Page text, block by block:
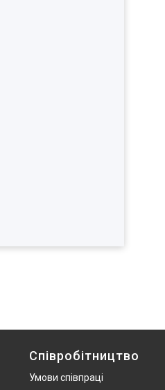
Співробітництво
Умови співпраці